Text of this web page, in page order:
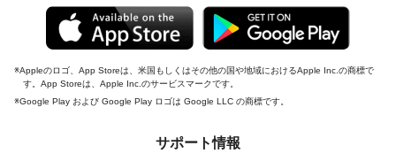
Appleのロゴ、App Storeは、米国もしくはその他の国や地域におけるApple Inc.の商標で
す。App Storeは、Apple Inc.のサービスマークです。
Google Play および Google Play ロゴは Google LLC の商標です。
サポート情報